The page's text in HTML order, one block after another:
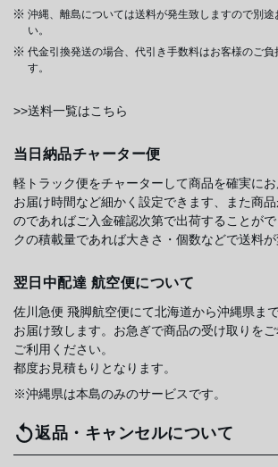
沖縄、離島については送料が発生致しますので別途
い。
代金引換発送の場合、代引き手数料はお客様のご負
す。
>>送料一覧はこちら
当日納品チャーター便
軽トラック便をチャーターして商品を確実にお
お届け時間など細かく設定できます、また商
のであればご入金確認次第で出荷することが
クの積載量であれば大きさ・個数などで送料が
翌日中配達 航空便について
佐川急便 飛脚航空便にて北海道から沖縄県ま
お届け致します。お急ぎで商品の受け取りを
ご利用ください。
都度お見積もりとなります。
※沖縄県は本島のみのサービスです。
返品・キャンセルについて